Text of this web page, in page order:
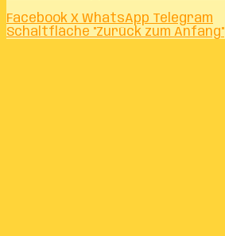
Facebook X WhatsApp Telegram
Schaltfläche "Zurück zum Anfang"